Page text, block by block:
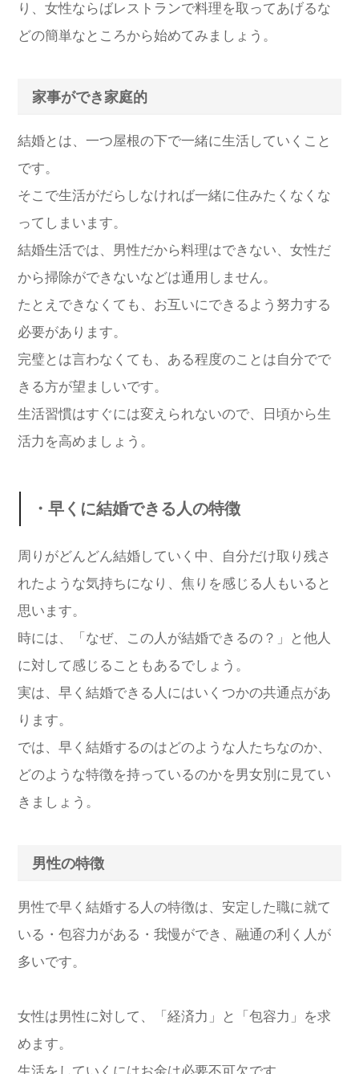
り、女性ならばレストランで料理を取ってあげるな
どの簡単なところから始めてみましょう。
家事ができ家庭的
結婚とは、一つ屋根の下で一緒に生活していくこと
です。
そこで生活がだらしなければ一緒に住みたくなくな
ってしまいます。
結婚生活では、男性だから料理はできない、女性だ
から掃除ができないなどは通用しません。
たとえできなくても、お互いにできるよう努力する
必要があります。
完璧とは言わなくても、ある程度のことは自分でで
きる方が望ましいです。
生活習慣はすぐには変えられないので、日頃から生
活力を高めましょう。
・早くに結婚できる人の特徴
周りがどんどん結婚していく中、自分だけ取り残さ
れたような気持ちになり、焦りを感じる人もいると
思います。
時には、「なぜ、この人が結婚できるの？」と他人
に対して感じることもあるでしょう。
実は、早く結婚できる人にはいくつかの共通点があ
ります。
では、早く結婚するのはどのような人たちなのか、
どのような特徴を持っているのかを男女別に見てい
きましょう。
男性の特徴
男性で早く結婚する人の特徴は、安定した職に就て
いる・包容力がある・我慢ができ、融通の利く人が
多いです。
女性は男性に対して、「経済力」と「包容力」を求
めます。
生活をしていくにはお金は必要不可欠です。